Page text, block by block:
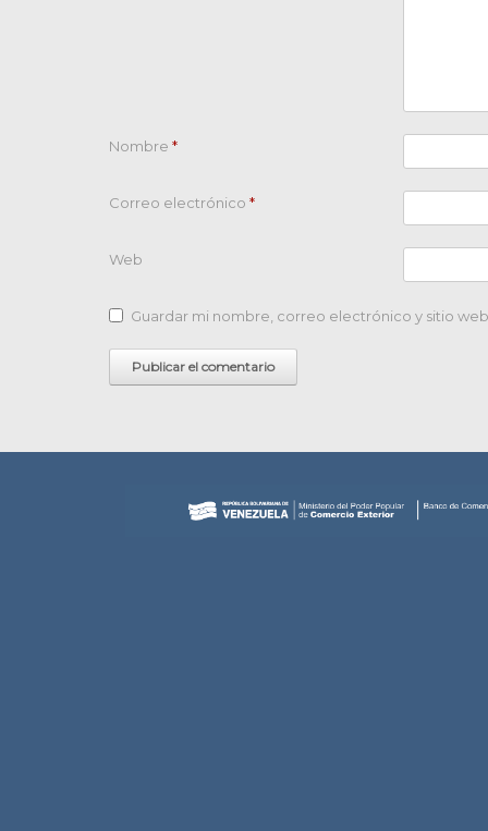
Nombre *
Correo electrónico *
Web
Guardar mi nombre, correo electrónico y sitio